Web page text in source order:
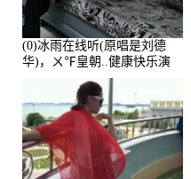
(0)冰雨在线听(原唱是刘德
华)，ㄨ℉皇朝..健康快乐演